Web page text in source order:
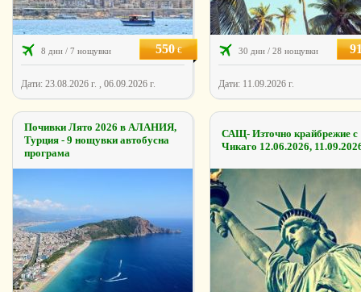
8 дни / 7 нощувки 550€
Дати: 23.08.2026 г. , 06.09.2026 г.
30 дни / 28 нощувки
Дати: 11.09.2026 г.
Почивки Лято 2026 в АЛАНИЯ,
Турция - 9 нощувки автобусна
програма
САЩ- Източно крайбрежиe с
Чикаго 12.06.2026,